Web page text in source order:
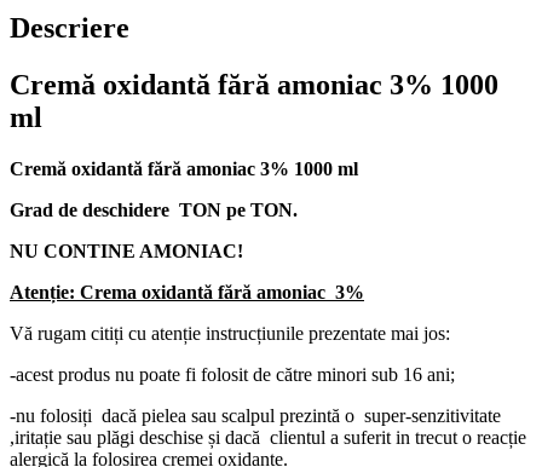
Descriere
Cremă oxidantă fără amoniac 3% 1000
ml
Cremă oxidantă fără amoniac 3% 1000 ml
Grad de deschidere TON pe TON.
NU CONTINE AMONIAC!
Atenție: Crema oxidantă fără amoniac 3%
Vă rugam citiți cu atenție instrucțiunile prezentate mai jos:
-acest produs nu poate fi folosit de către minori sub 16 ani;
-nu folosiți dacă pielea sau scalpul prezintă o super-senzitivitate
,iritație sau plăgi deschise și dacă clientul a suferit in trecut o reacție
alergică la folosirea cremei oxidante.